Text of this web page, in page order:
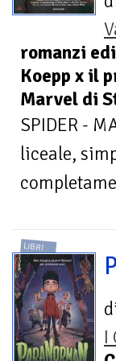
romanzi
Koepp x il
Marvel di
SPIDER -
liceale,
LIBRI
I